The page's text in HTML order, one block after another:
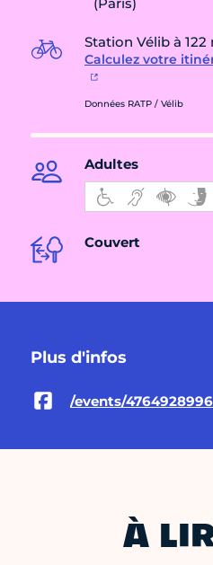
Station Vélib à 122
Calculez votre
Données RATP / Vélib
Adultes
Couvert
Plus d'infos
/events/
À